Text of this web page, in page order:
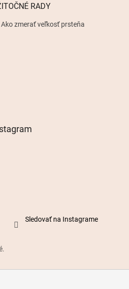
RADY
Ako zmerať veľkosť prsteňa
Sledovať na Instagrame